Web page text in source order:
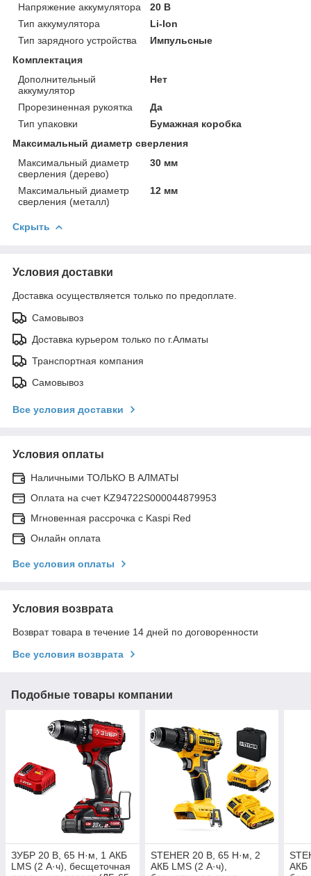
Напряжение аккумулятора
20 В
Тип аккумулятора
Li-Ion
Тип зарядного устройства
Импульсные
Комплектация
Дополнительный
аккумулятор
Нет
Прорезиненная рукоятка
Да
Тип упаковки
Бумажная коробка
Максимальный диаметр сверления
Максимальный диаметр
сверления (дерево)
30 мм
Максимальный диаметр
сверления (металл)
12 мм
Скрыть
Условия доставки
Доставка осуществляется только по предоплате.
Самовывоз
Доставка курьером только по г.Алматы
Транспортная компания
Самовывоз
Все условия доставки
Условия оплаты
Наличными ТОЛЬКО В АЛМАТЫ
Оплата на счет KZ94722S000044879953
Мгновенная рассрочка с Kaspi Red
Онлайн оплата
Все условия оплаты
Условия возврата
Возврат товара в течение 14 дней по договоренности
Все условия возврата
Подобные товары компании
ЗУБР 20 В, 65 Н·м, 1 АКБ
LMS (2 А·ч), бесщеточная
STEHER 20 В, 65 Н·м, 2
АКБ LMS (2 А·ч),
АКБ